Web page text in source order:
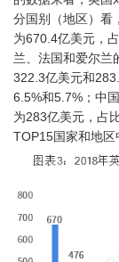
分国别（地区）看
为670.4亿美元，
兰、法国和爱尔兰
322.3亿美元和
6.5%和5.7%；中
为283亿美元，占
TOP15国家和地区